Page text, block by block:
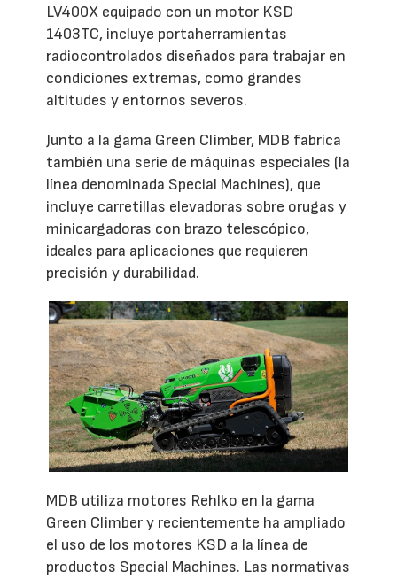
LV400X equipado con un motor KSD
1403TC, incluye portaherramientas
radiocontrolados diseñados para trabajar en
condiciones extremas, como grandes
altitudes y entornos severos.
Junto a la gama Green Climber, MDB fabrica
también una serie de máquinas especiales (la
línea denominada Special Machines), que
incluye carretillas elevadoras sobre orugas y
minicargadoras con brazo telescópico,
ideales para aplicaciones que requieren
precisión y durabilidad.
MDB utiliza motores Rehlko en la gama
Green Climber y recientemente ha ampliado
el uso de los motores KSD a la línea de
productos Special Machines. Las normativas